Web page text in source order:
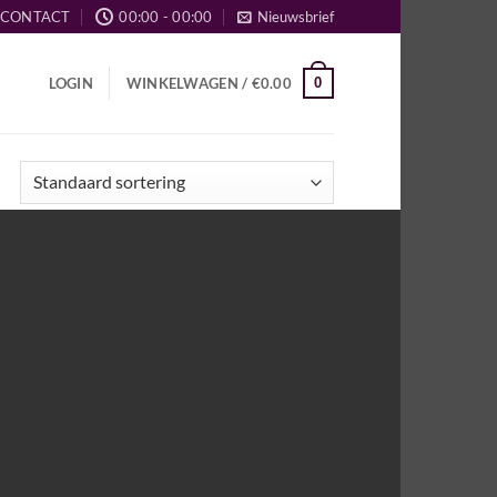
CONTACT 00:00 - 00:00 Nieuwsbrief
LOGIN WINKELWAGEN / €0.00 0